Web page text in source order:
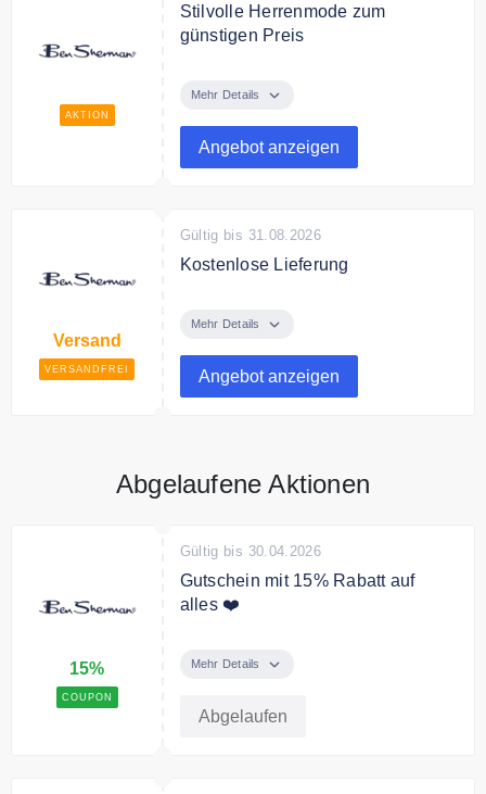
AKTION
Stilvolle Herrenmode zum
günstigen Preis
Herrenmode zum günstigen Preis.
Mehr Details
Angebot anzeigen
Versand
VERSANDFREI
Gültig bis 31.08.2026
Kostenlose Lieferung
ab 125€ Bestellwert.
Mehr Details
Angebot anzeigen
Abgelaufene Aktionen
15%
COUPON
Gültig bis 30.04.2026
Gutschein mit 15% Rabatt auf
alles ❤️
Kasse und sichern Sie sich 15%
Mehr Details
Abgelaufen